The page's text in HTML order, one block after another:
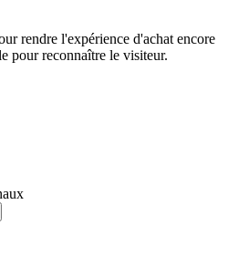
rendre l'expérience d'achat encore
pour reconnaître le visiteur.